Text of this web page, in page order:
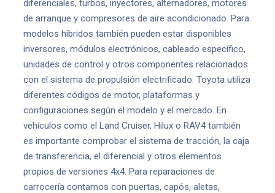
diferenciales, turbos, inyectores, alternadores, motores
de arranque y compresores de aire acondicionado. Para
modelos híbridos también pueden estar disponibles
inversores, módulos electrónicos, cableado específico,
unidades de control y otros componentes relacionados
con el sistema de propulsión electrificado. Toyota utiliza
diferentes códigos de motor, plataformas y
configuraciones según el modelo y el mercado. En
vehículos como el Land Cruiser, Hilux o RAV4 también
es importante comprobar el sistema de tracción, la caja
de transferencia, el diferencial y otros elementos
propios de versiones 4x4. Para reparaciones de
carrocería contamos con puertas, capós, aletas,